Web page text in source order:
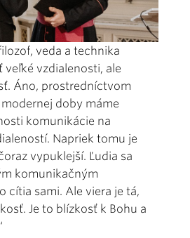
veda a technika
veľké vzdialenosti, ale
Áno, prostredníctvom
doby máme
komunikácie na
Napriek tomu je
vypuklejší. Ľudia sa
komunikačným
cítia sami. Ale viera je tá,
Je to blízkosť k Bohu a